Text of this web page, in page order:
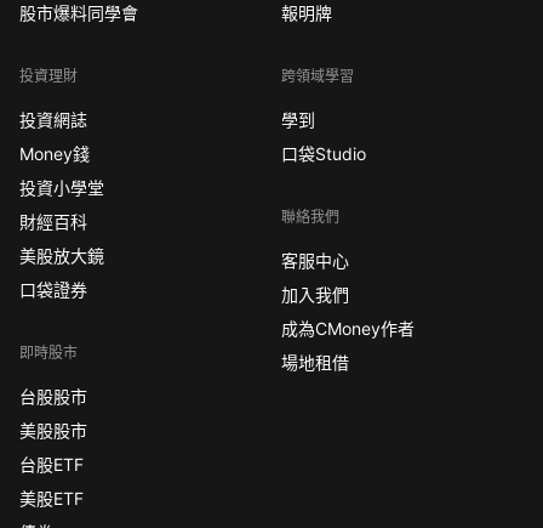
股市爆料同學會
投資理財
投資網誌
Money錢
投資小學堂
財經百科
美股放大鏡
口袋證券
即時股市
台股股市
美股股市
台股ETF
美股ETF
報明牌
跨領域學習
學到
口袋Studio
聯絡我們
客服中心
加入我們
成為CMoney作者
場地租借